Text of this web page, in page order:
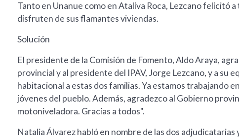
Tanto en Unanue como en Ataliva Roca, Lezcano felicitó
disfruten de sus flamantes viviendas.
Solución
El presidente de la Comisión de Fomento, Aldo Araya,
provincial y al presidente del IPAV, Jorge Lezcano, y a su
habitacional a estas dos familias. Ya estamos trabajando
jóvenes del pueblo. Además, agradezco al Gobierno
motoniveladora. Gracias a todos".
Natalia Álvarez habló en nombre de las dos